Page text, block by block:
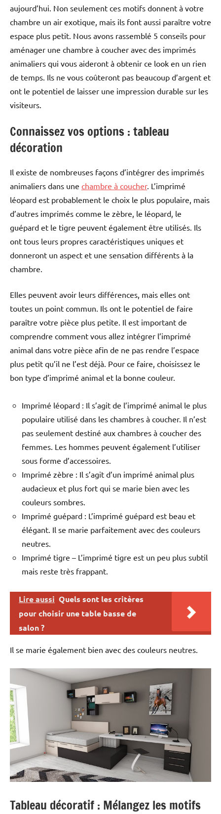
aujourd’hui. Non seulement ces motifs donnent à votre
chambre un air exotique, mais ils font aussi paraître votre
espace plus petit. Nous avons rassemblé 5 conseils pour
aménager une chambre à coucher avec des imprimés
animaliers qui vous aideront à obtenir ce look en un rien
de temps. Ils ne vous coûteront pas beaucoup d’argent et
ont le potentiel de laisser une impression durable sur les
visiteurs.
Connaissez vos options : tableau
décoration
Il existe de nombreuses façons d’intégrer des imprimés
animaliers dans une chambre à coucher. L’imprimé
léopard est probablement le choix le plus populaire, mais
d’autres imprimés comme le zèbre, le léopard, le
guépard et le tigre peuvent également être utilisés. Ils
ont tous leurs propres caractéristiques uniques et
donneront un aspect et une sensation différents à la
chambre.
Elles peuvent avoir leurs différences, mais elles ont
toutes un point commun. Ils ont le potentiel de faire
paraître votre pièce plus petite. Il est important de
comprendre comment vous allez intégrer l’imprimé
animal dans votre pièce afin de ne pas rendre l’espace
plus petit qu’il ne l’est déjà. Pour ce faire, choisissez le
bon type d’imprimé animal et la bonne couleur.
Imprimé léopard : Il s’agit de l’imprimé animal le plus
populaire utilisé dans les chambres à coucher. Il n’est
pas seulement destiné aux chambres à coucher des
femmes. Les hommes peuvent également l’utiliser
sous forme d’accessoires.
Imprimé zèbre : Il s’agit d’un imprimé animal plus
audacieux et plus fort qui se marie bien avec les
couleurs sombres.
Imprimé guépard : L’imprimé guépard est beau et
élégant. Il se marie parfaitement avec des couleurs
neutres.
Imprimé tigre – L’imprimé tigre est un peu plus subtil
mais reste très frappant.
Lire aussi Quels sont les critères
pour choisir une table basse de
salon ?
Il se marie également bien avec des couleurs neutres.
Tableau décoratif : Mélangez les motifs